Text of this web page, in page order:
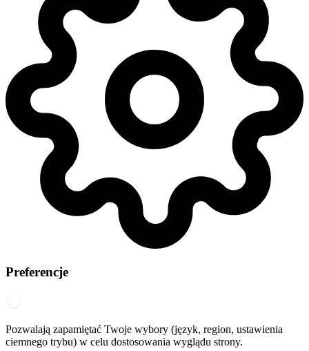
Preferencje
Pozwalają zapamiętać Twoje wybory (język, region, ustawienia
ciemnego trybu) w celu dostosowania wyglądu strony.